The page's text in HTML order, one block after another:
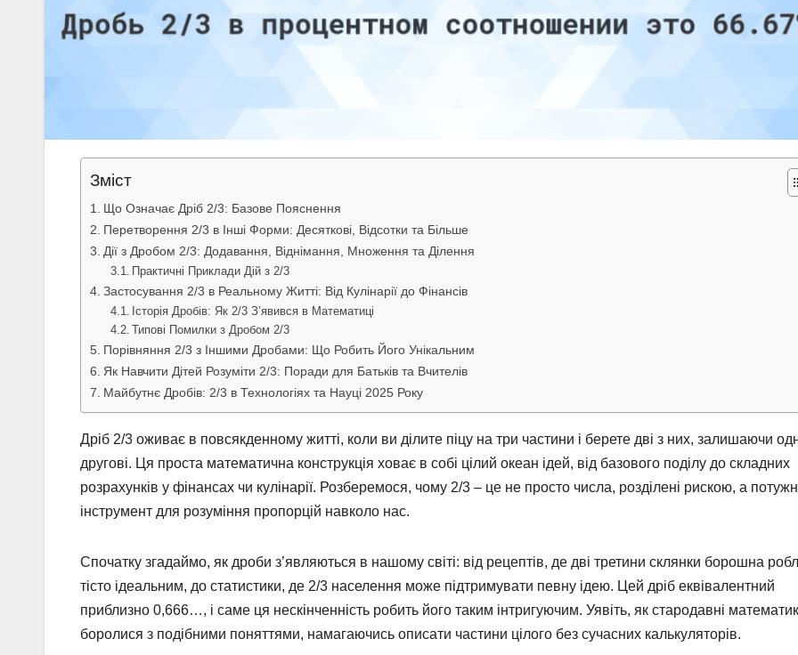
Зміст
Що Означає Дріб 2/3: Базове Пояснення
Перетворення 2/3 в Інші Форми: Десяткові, Відсотки та Більше
Дії з Дробом 2/3: Додавання, Віднімання, Множення та Ділення
Практичні Приклади Дій з 2/3
Застосування 2/3 в Реальному Житті: Від Кулінарії до Фінансів
Історія Дробів: Як 2/3 З’явився в Математиці
Типові Помилки з Дробом 2/3
Порівняння 2/3 з Іншими Дробами: Що Робить Його Унікальним
Як Навчити Дітей Розуміти 2/3: Поради для Батьків та Вчителів
Майбутнє Дробів: 2/3 в Технологіях та Науці 2025 Року
Дріб 2/3 оживає в повсякденному житті, коли ви ділите піцу на три частини і берете дві з них, залишаючи
другові. Ця проста математична конструкція ховає в собі цілий океан ідей, від базового поділу до складних
розрахунків у фінансах чи кулінарії. Розберемося, чому 2/3 – це не просто числа, розділені рискою, а
інструмент для розуміння пропорцій навколо нас.
Спочатку згадаймо, як дроби з’являються в нашому світі: від рецептів, де дві третини склянки борошна
тісто ідеальним, до статистики, де 2/3 населення може підтримувати певну ідею. Цей дріб еквівалентний
приблизно 0,666…, і саме ця нескінченність робить його таким інтригуючим. Уявіть, як стародавні
боролися з подібними поняттями, намагаючись описати частини цілого без сучасних калькуляторів.